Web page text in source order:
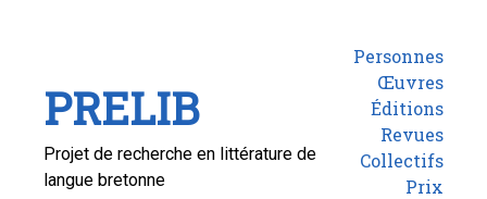
PRELIB
Projet de recherche en littérature de
langue bretonne
Personnes
Œuvres
Éditions
Revues
Collectifs
Prix